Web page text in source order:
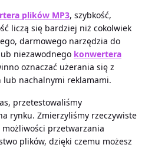
plików MP3, szybkość,
liczą się bardziej niż cokolwiek
darmowego narzędzia do
niezawodnego konwertera
oznaczać użerania się z
nachalnymi reklamami.
przetestowaliśmy
rynku. Zmierzyliśmy rzeczywiste
przetwarzania
plików, dzięki czemu możesz